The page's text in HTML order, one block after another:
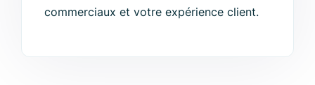
commerciaux et votre expérience client.